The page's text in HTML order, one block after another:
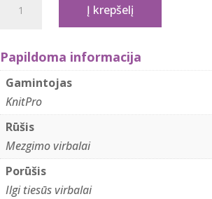
kiekis:
„Latern
Moon“
35
cm
virbalai
Į krepšelį
Papildoma informacija
Gamintojas
KnitPro
Rūšis
Mezgimo virbalai
Porūšis
Ilgi tiesūs virbalai